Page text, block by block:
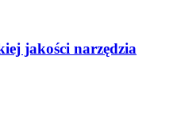
jakości narzędzia